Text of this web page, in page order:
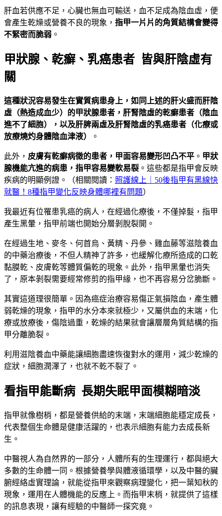
肝血若供應不足，心臟也無血可輸送，血不足成為陰血虛，便
會產生乾燥或營養不良的現象， 指甲一片片的角質結構會變得
不緊密而脆弱 。
甲狀腺、乾癬、乳癌患者 皆與肝陰虛有
關
這種狀況容易發生在實質病患身上，如同上述的肝火盛而肝陰
虛（熱造成血少）的甲狀腺患者，肝腎陰虛的乾癬患者（陰血
進不了細胞），以及肝脾兩虛及肝腎陰虛的乳癌患者（化療或
放療燒灼身體陰血津液）
。
此外， 皮膚有乾癬病徵的患者，甲面容易變形凹凸不平 。 甲狀
腺機能亢進的病患，指甲容易變軟易裂 。這些都是指甲會反映
疾病的明顯例證。（相關閱讀： 照護線上｜50後指甲有黑線快
就醫！8種指甲變化反映身體哪裡有問題）
我最近有位罹患乳癌的病人，在經過化療後，不僅掉髮，指甲
產生黑暈，指甲前端也開始分層剝脫裂開。
在經過生地、麥冬、何首烏、黃精、丹參、雞血藤等滋陰養血
的中藥治療後，不但人精神了許多，也緩解化療所造成的口乾
黏膜乾、皮膚乾等體質偏乾的現象。此外，指甲黑暈也消失
了，原本剝裂需要經常修剪的指甲緣，也不再容易分岔脆斷。
其實這道理很簡單。因為癌症治療容易傷正氣損陰血，產生體
弱乾燥的現象，指甲的水分本來就極少，又屬供血的末端，化
療或放療後，傷陰過重，乾燥的結果就會讓層層角質結構的指
甲分離脆裂。
利用滋陰養血中藥能讓細胞盡速恢復對水的運用，減少乾燥的
症狀，細胞潤澤了，也就不乾不裂了。
看指甲能斷病 長期失眠甲面模糊暗淡
指甲就像樹梢，都是營養供給的末端，末端細胞能穩定成長，
代表整個生命體是健康活躍的，也表示細胞有能力去成長新
生。
中醫視人為自然界的一部分，人體所有的生理運行，都與絕大
多數的生命體一同。根據營養學與體液循環學，以及中醫的臟
腑經絡虛實理論，就能從指甲來觀察病理變化，把一葉知秋的
現象，運用在人體機能的反應上。而指甲末梢，就提供了這樣
的訊息表現，讓有經驗的中醫師一探究竟。